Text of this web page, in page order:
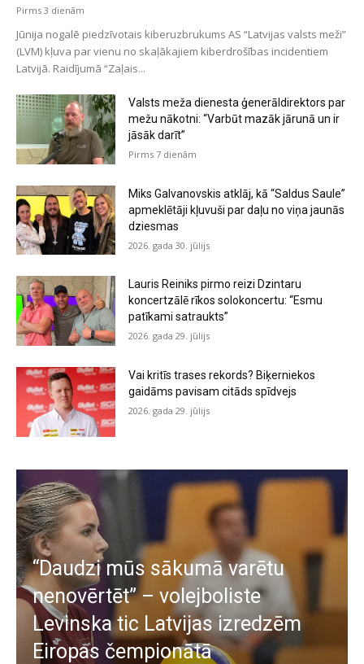
Pirms 3 dienām
Jūnija nogalē piedzīvotais kiberuzbrukums AS “Latvijas valsts meži”
(LVM) kļuva par vienu no skaļākajiem kiberdrošības incidentiem
Latvijā. Raidījumā “Zaļais...
Valsts meža dienesta ģenerāldirektors par
mežu nākotni: “Varbūt mazāk jārunā un ir
jāsāk darīt”
Pirms 7 dienām
Miks Galvanovskis atklāj, kā “Saldus Saule”
apmeklētāji kļuvuši par daļu no viņa jaunās
dziesmas
2026. gada 30. jūlijs
Lauris Reiniks pirmo reizi Dzintaru
koncertzālē rīkos solokoncertu: “Esmu
patīkami satraukts”
2026. gada 29. jūlijs
Vai kritīs trases rekords? Biķerniekos
gaidāms pavisam citāds spīdvejs
2026. gada 29. jūlijs
“Daudzi mūs sākumā varētu
nenovērtēt” – volejboliste
Levinska tic Latvijas izredzēm
Eiropas čempionātā